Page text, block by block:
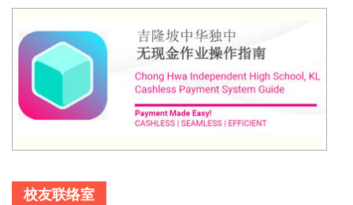
校友联络室